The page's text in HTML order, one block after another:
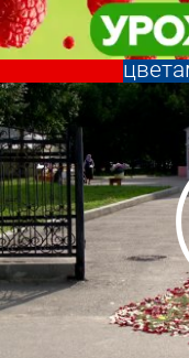
Общество
Общество
теме
в